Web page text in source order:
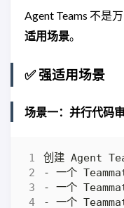
Agent Teams 不是
适用场景。
✅ 强适用场景
场景一：并行代码